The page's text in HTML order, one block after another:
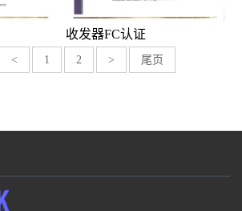
收发器FC认证
< 1 2 > 尾页